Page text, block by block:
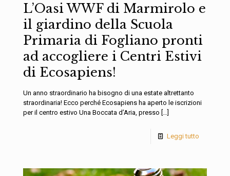
L’Oasi WWF di Marmirolo e
il giardino della Scuola
Primaria di Fogliano pronti
ad accogliere i Centri Estivi
di Ecosapiens!
Un anno straordinario ha bisogno di una estate altrettanto
straordinaria! Ecco perché Ecosapiens ha aperto le iscrizioni
per il centro estivo Una Boccata d’Aria, presso […]
Leggi tutto